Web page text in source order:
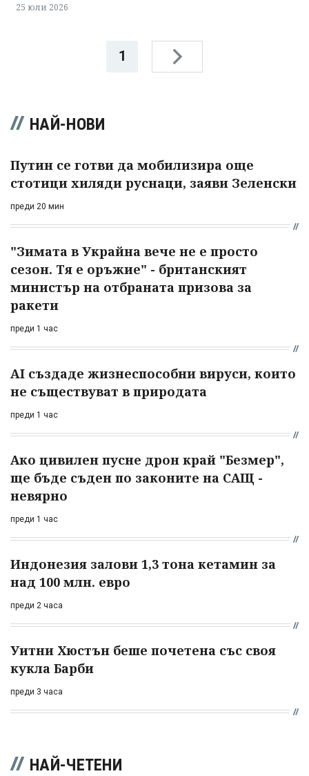
25 юли 2026
1
НАЙ-НОВИ
Путин се готви да мобилизира още
стотици хиляди руснаци, заяви Зеленски
преди 20 мин
"Зимата в Украйна вече не е просто
сезон. Тя е оръжие" - британският
министър на отбраната призова за
ракети
преди 1 час
AI създаде жизнеспособни вируси, които
не съществуват в природата
преди 1 час
Ако цивилен пусне дрон край "Безмер",
ще бъде съден по законите на САЩ -
невярно
преди 1 час
Индонезия залови 1,3 тона кетамин за
над 100 млн. евро
преди 2 часа
Уитни Хюстън беше почетена със своя
кукла Барби
преди 3 часа
НАЙ-ЧЕТЕНИ